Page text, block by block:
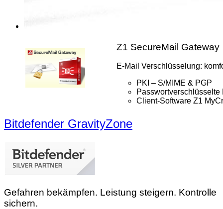
Z1 SecureMail Gateway
E-Mail Verschlüsselung:
PKI – S/MIME & PGP
Passwortverschlüsselte
Client-Software Z1
Bitdefender GravityZone
Gefahren bekämpfen. Leistung steigern. Kontrolle
sichern.